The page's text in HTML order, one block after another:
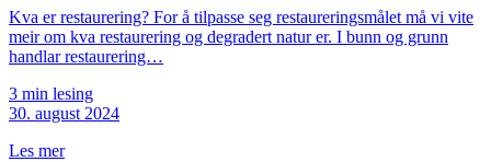
Kva er restaurering? For å tilpasse seg restaureringsmålet må vi vite
meir om kva restaurering og degradert natur er. I bunn og grunn
handlar restaurering…
3 min lesing
30. august 2024
Les mer